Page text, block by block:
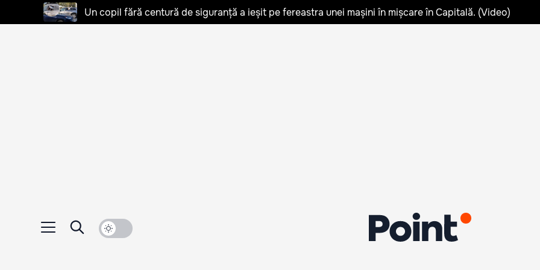
Un copil fără centură de siguranță a ieșit pe fereastra unei mașini în mișcare în Capitală. (Video)